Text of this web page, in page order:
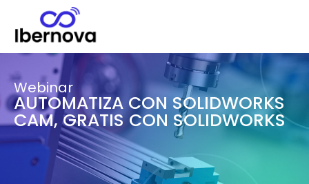
Webinar
AUTOMATIZA CON SOLIDWORKS
CAM, GRATIS CON SOLIDWORKS